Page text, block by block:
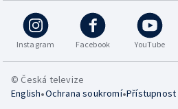
Instagram Facebook YouTube
© Česká televize
English•Ochrana soukromí•Přístupnost